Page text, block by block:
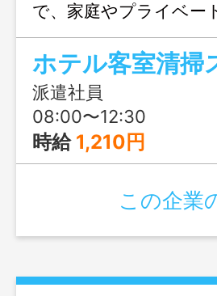
で、家庭やプライベー
問合せのみも大歓迎、
ご連絡ください。
ホテル客室清掃
派遣社員
08:00〜12:30
時給 1,210円
この企業